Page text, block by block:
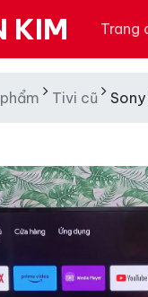
KIM Trang
Tivi cũ